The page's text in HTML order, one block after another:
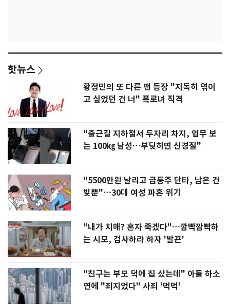
핫뉴스
황정민의 또 다른 팬 등장 "지독히 엮이
고 싶었던 건 너" 폭로녀 직격
"출근길 지하철서 두자리 차지, 업무 보
는 100㎏ 남성…부딪히면 신경질"
"5500만원 날리고 급등주 단타, 남은 건
빚뿐"…30대 여성 파혼 위기
"내가 치매? 혼자 죽겠다"…깜빡깜빡하
는 시모, 검사하라 하자 '발끈'
"친구는 부모 덕에 집 샀는데" 아들 하소
연에 "죄지었다" 사죄 '먹먹'